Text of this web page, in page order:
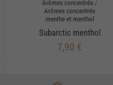
Arômes concentrés /
Arômes concentrés
menthe et menthol
Subarctic menthol
7,90 €